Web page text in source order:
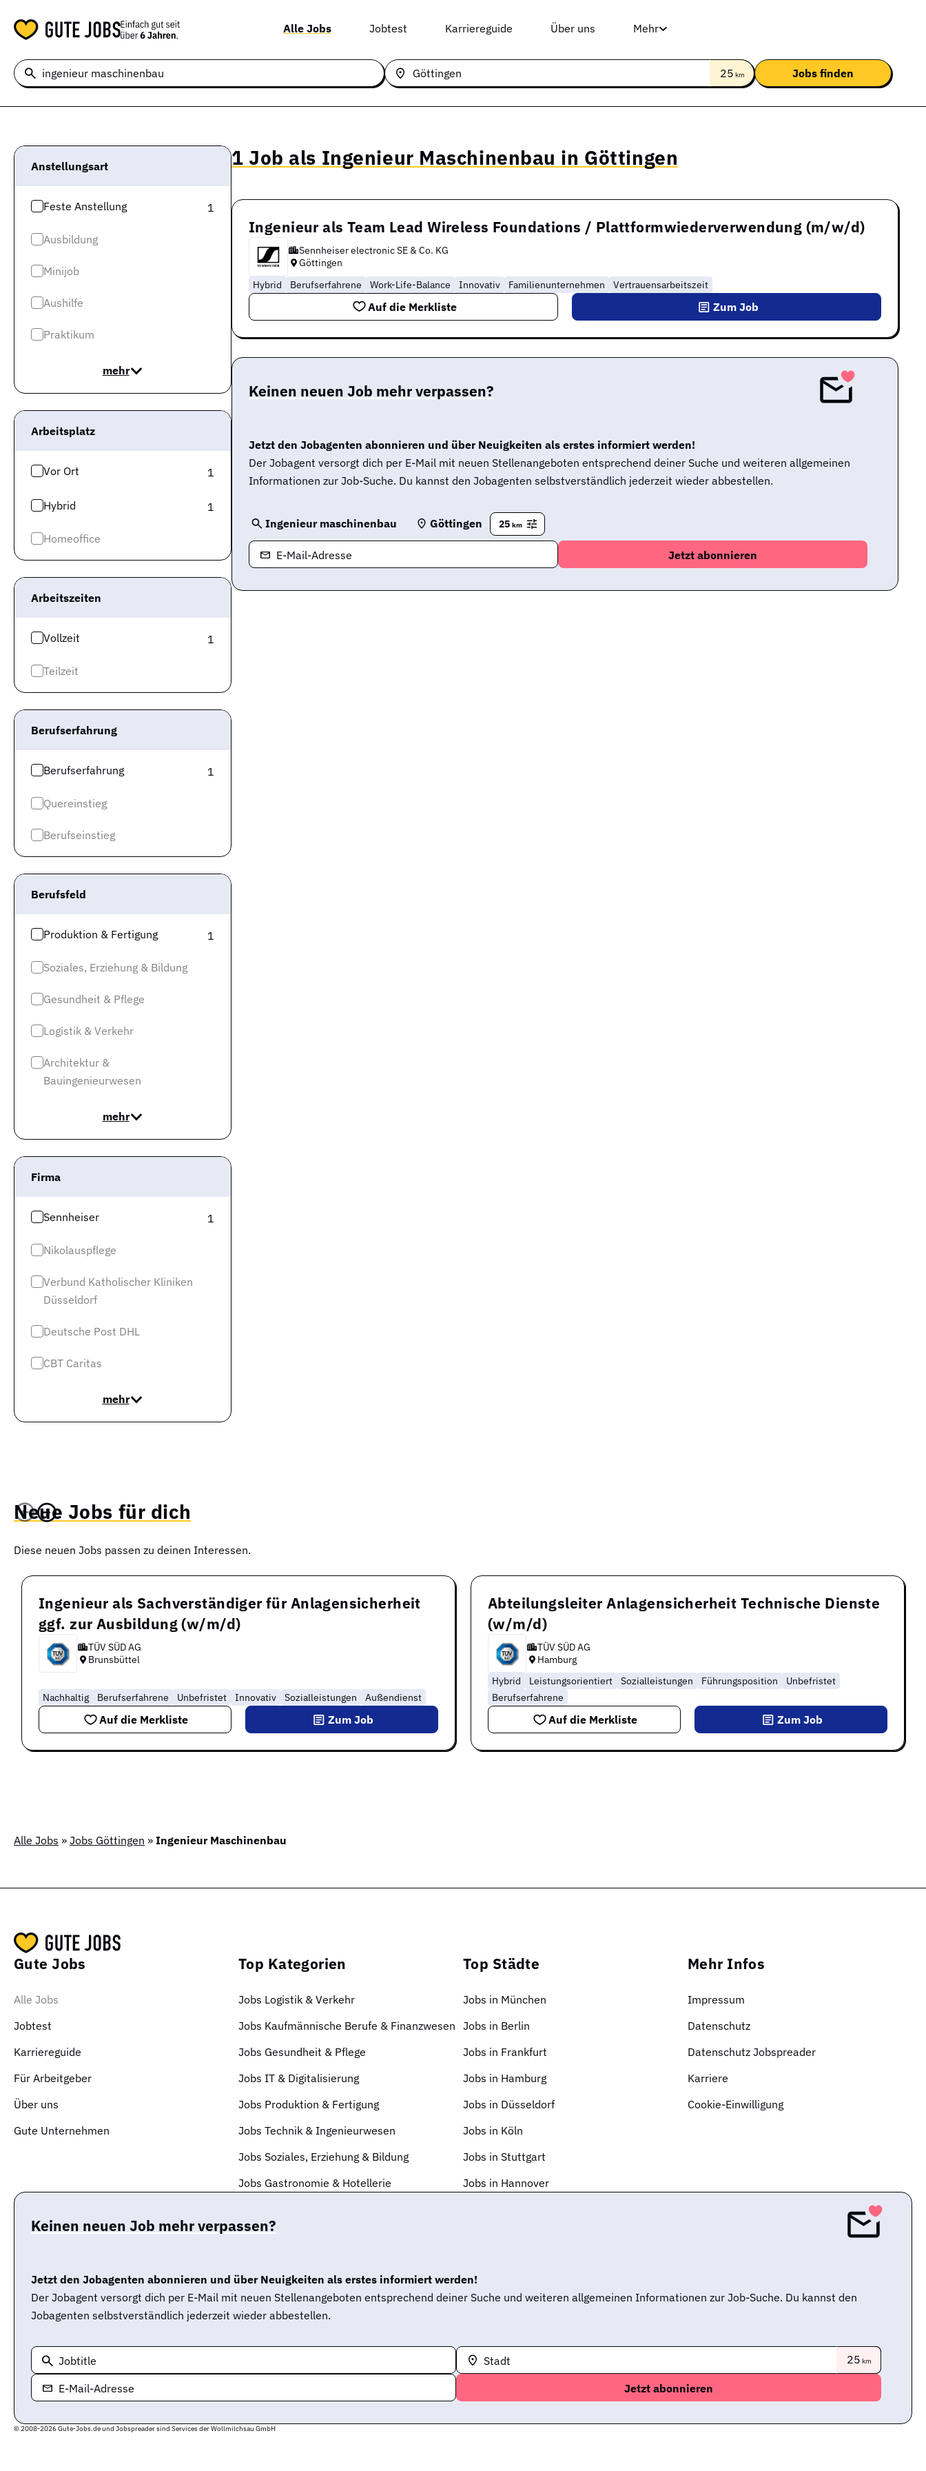
Alle Jobs Jobtest Karriereguide Über uns Mehr
25 km
Anstellungsart
Feste Anstellung 1
Ausbildung
Minijob
Aushilfe
Praktikum
mehr
Arbeitsplatz
Vor Ort 1
Hybrid 1
Homeoffice
Arbeitszeiten
Vollzeit 1
Teilzeit
Berufserfahrung
Berufserfahrung 1
Quereinstieg
Berufseinstieg
Berufsfeld
Produktion & Fertigung 1
Soziales, Erziehung & Bildung
Gesundheit & Pflege
Logistik & Verkehr
Architektur &
Bauingenieurwesen
mehr
Firma
Sennheiser 1
Nikolauspflege
Verbund Katholischer Kliniken
Düsseldorf
Deutsche Post DHL
CBT Caritas
mehr
1 Job als Ingenieur Maschinenbau in Göttingen
Ingenieur als Team Lead Wireless Foundations / Plattformwiederverwendung (m/w/d)
Sennheiser electronic SE & Co. KG
Göttingen
Hybrid
Berufserfahrene Work-Life-Balance Innovativ Familienunternehmen Vertrauensarbeitszeit
Auf die Merkliste Zum Job
Keinen neuen Job mehr verpassen?
Jetzt den Jobagenten abonnieren und über Neuigkeiten als erstes informiert werden!
Der Jobagent versorgt dich per E-Mail mit neuen Stellenangeboten entsprechend deiner Suche und weiteren allgemeinen
Informationen zur Job-Suche. Du kannst den Jobagenten selbstverständlich jederzeit wieder abbestellen.
Ingenieur maschinenbau Göttingen 25 km
E-Mail-Adresse
Neue Jobs für dich
Diese neuen Jobs passen zu deinen Interessen.
Ingenieur als Sachverständiger für Anlagensicherheit
ggf. zur Ausbildung (w/m/d)
TÜV SÜD AG
Brunsbüttel
Nachhaltig Berufserfahrene Unbefristet Innovativ Sozialleistungen Außendienst
Auf die Merkliste Zum Job
Abteilungsleiter Anlagensicherheit Technische Dienste
(w/m/d)
TÜV SÜD AG
Hamburg
Hybrid
Leistungsorientiert Sozialleistungen Führungsposition
Unbefristet
Berufserfahrene
Auf die Merkliste Zum Job
Alle Jobs » Jobs Göttingen » Ingenieur Maschinenbau
Gute Jobs
Alle Jobs
Jobtest
Karriereguide
Für Arbeitgeber
Über uns
Gute Unternehmen
Top Kategorien
Jobs Logistik & Verkehr
Jobs Kaufmännische Berufe & Finanzwesen
Jobs Gesundheit & Pflege
Jobs IT & Digitalisierung
Jobs Produktion & Fertigung
Jobs Technik & Ingenieurwesen
Jobs Soziales, Erziehung & Bildung
Jobs Gastronomie & Hotellerie
Top Städte
Jobs in München
Jobs in Berlin
Jobs in Frankfurt
Jobs in Hamburg
Jobs in Düsseldorf
Jobs in Köln
Jobs in Stuttgart
Jobs in Hannover
Mehr Infos
Impressum
Datenschutz
Datenschutz Jobspreader
Karriere
Cookie-Einwilligung
Keinen neuen Job mehr verpassen?
Jetzt den Jobagenten abonnieren und über Neuigkeiten als erstes informiert werden!
Der Jobagent versorgt dich per E-Mail mit neuen Stellenangeboten entsprechend deiner Suche und weiteren allgemeinen Informationen zur Job-Suche. Du kannst den
Jobagenten selbstverständlich jederzeit wieder abbestellen.
Jobtitle Stadt 25 km
E-Mail-Adresse
© 2008-2026 Gute-Jobs.de und Jobspreader sind Services der Wollmilchsau GmbH